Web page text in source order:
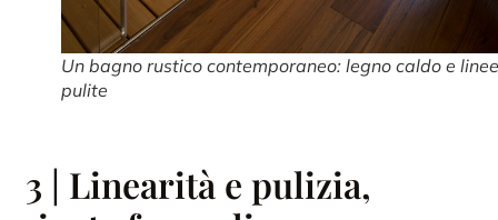
Un bagno rustico contemporaneo: legno caldo e linee
pulite
3 | Linearità e pulizia,